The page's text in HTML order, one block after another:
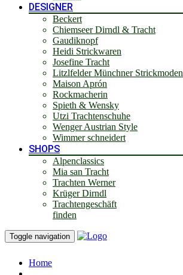
DESIGNER
Beckert
Chiemseer Dirndl & Tracht
Gaudiknopf
Heidi Strickwaren
Josefine Tracht
Litzlfelder Münchner Strickmoden
Maison Aprón
Rockmacherin
Spieth & Wensky
Utzi Trachtenschuhe
Wenger Austrian Style
Wimmer schneidert
SHOPS
Alpenclassics
Mia san Tracht
Trachten Werner
Krüger Dirndl
Trachtengeschäft
finden
Toggle navigation
Home